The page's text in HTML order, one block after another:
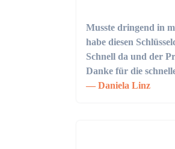
Musste dringend in
habe diesen
Schnell da und der
Danke für die
Daniela Linz